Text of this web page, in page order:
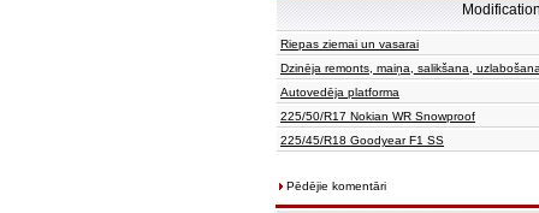
Riepas ziemai un vasarai
Dzinēja remonts, maiņa, salikšana,
Autovedēja platforma
225/50/R17 Nokian WR Snowproof
225/45/R18 Goodyear F1 SS
Pēdējie komentāri